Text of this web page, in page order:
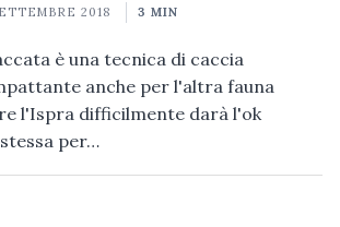
2018 3 MIN
è una tecnica di caccia
anche per l'altra fauna
l'Ispra difficilmente darà l'ok
per…